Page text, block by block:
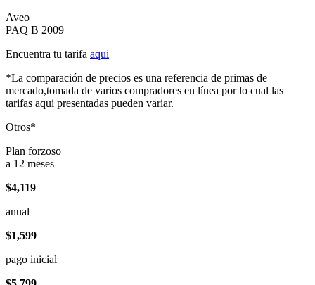
Aveo
PAQ B 2009
Encuentra tu tarifa aqui
*La comparación de precios es una referencia de primas de
mercado,tomada de varios compradores en línea por lo cual las
tarifas aqui presentadas pueden variar.
Otros*
Plan forzoso
a 12 meses
$4,119
anual
$1,599
pago inicial